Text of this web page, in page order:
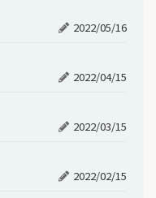
2022/05/16
2022/04/15
2022/03/15
2022/02/15